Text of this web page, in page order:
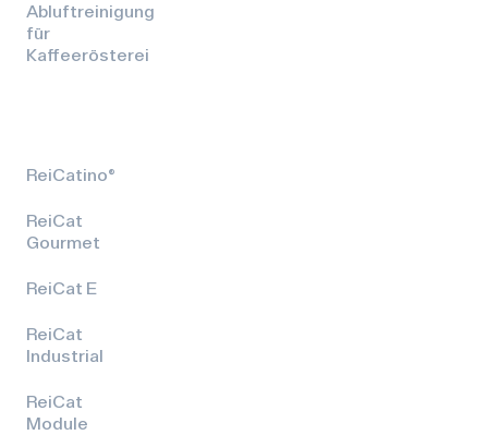
Abluftreinigung
für
Kaffeerösterei
ReiCatino®
ReiCat
Gourmet
ReiCat E
ReiCat
Industrial
ReiCat
Module